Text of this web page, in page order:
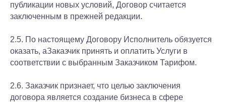
публикации новых условий, Договор считается
заключенным в прежней редакции.
2.5. По настоящему Договору Исполнитель обязуется
оказать, аЗаказчик принять и оплатить Услуги в
соответствии с выбранным Заказчиком Тарифом.
2.6. Заказчик признает, что целью заключения
договора является создание бизнеса в сфере